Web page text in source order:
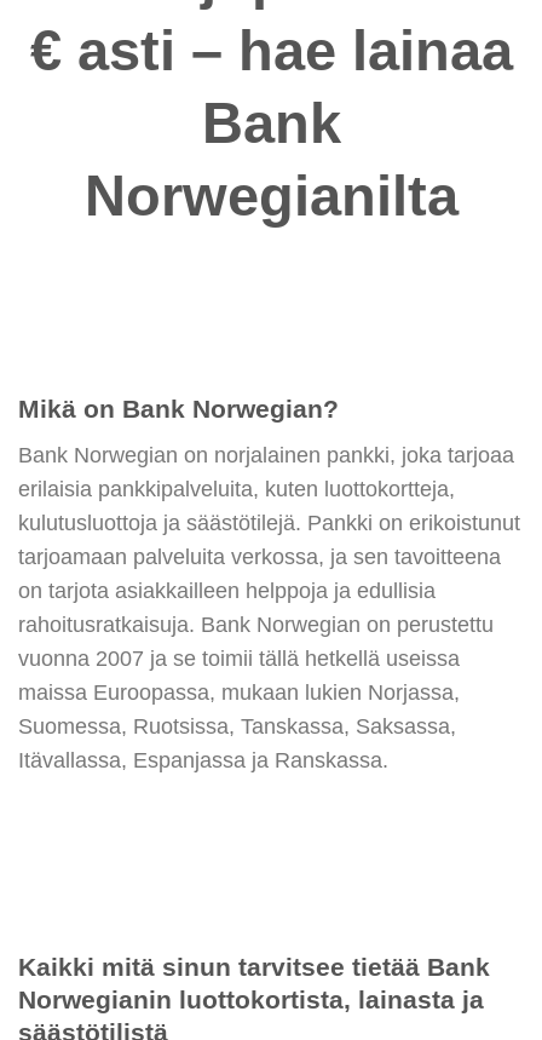
€ asti – hae lainaa
Bank
Norwegianilta
Mikä on Bank Norwegian?
Bank Norwegian on norjalainen pankki, joka tarjoaa
erilaisia pankkipalveluita, kuten luottokortteja,
kulutusluottoja ja säästötilejä. Pankki on erikoistunut
tarjoamaan palveluita verkossa, ja sen tavoitteena
on tarjota asiakkailleen helppoja ja edullisia
rahoitusratkaisuja. Bank Norwegian on perustettu
vuonna 2007 ja se toimii tällä hetkellä useissa
maissa Euroopassa, mukaan lukien Norjassa,
Suomessa, Ruotsissa, Tanskassa, Saksassa,
Itävallassa, Espanjassa ja Ranskassa.
Kaikki mitä sinun tarvitsee tietää Bank
Norwegianin luottokortista, lainasta ja
säästötilistä